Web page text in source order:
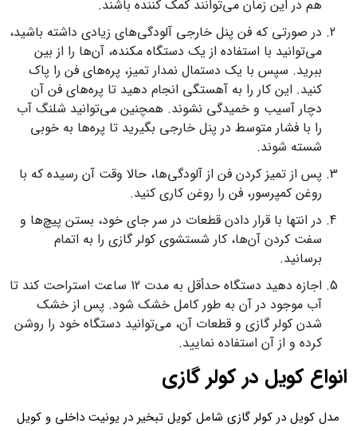
هم در این زمان می‌توانند کمک کننده باشند.
در صورتی که فن پنل خارجی آلودگی‌های زیادی داشته باشید،
می‌توانید با استفاده از یک دستگاه مکنده، آن‌ها را از بین
ببرید. سپس با یک دستمال نمدار تمیز، پره‌های فن را پاک
کنید. این کار را به آهستگی انجام دهید تا پره‌های فن آن
دچار آسیب و خمیدگی نشوند. همچنین می‌توانید شلنگ آب
را با فشار متوسط در پنل خارجی بگیرید تا پره‌ها به خوبی
شسته شوند.
پس از تمیز کردن فن از آلودگی‌ها، حالا وقت آن رسیده که با
روغن کمپرسور، فن را روغن کاری کنید.
در انتها با قرار دادن قطعات در سر جای خود، بستن پیچ‌ها و
سفت کردن آن‌ها، کار شستشوی کولر گازی را به اتمام
برسانید.
اجازه دهید دستگاه حدأقل به مدت 12 ساعت استراحت کند تا
آب موجود در آن به طور کامل خشک شود. پس از خشک
شدن کولر گازی و قطعات آن، می‌توانید دستگاه خود را روشن
کرده و از آن استفاده نمایید.
انواع کویل در کولر گازی
مدل کویل در کولر گازی شامل کویل تبخیر در یونیت داخلی و کویل